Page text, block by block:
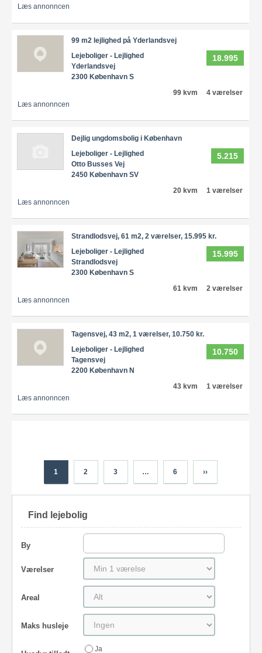
Læs annonncen
99 m2 lejlighed på Yderlandsvej
18.995
Lejeboliger - Lejlighed
Yderlandsvej
2300 København S
99 kvm
4 værelser
Læs annonncen
Dejlig ungdomsbolig i København
5.215
Lejeboliger - Lejlighed
Otto Busses Vej
2450 København SV
20 kvm
1 værelser
Læs annonncen
Strandlodsvej, 61 m2, 2 værelser, 15.995 kr.
15.995
Lejeboliger - Lejlighed
Strandlodsvej
2300 København S
61 kvm
2 værelser
Læs annonncen
Tagensvej, 43 m2, 1 værelser, 10.750 kr.
10.750
Lejeboliger - Lejlighed
Tagensvej
2200 København N
43 kvm
1 værelser
Læs annonncen
1 2 3 … 6 ››
Find lejebolig
By
Værelser
Areal
Maks husleje
Ja